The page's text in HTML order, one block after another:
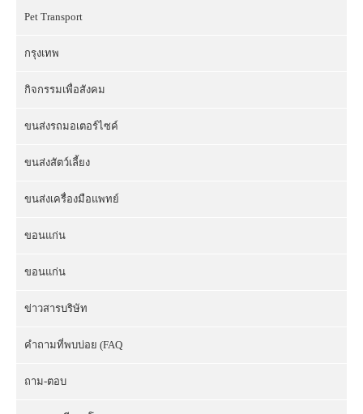
Pet Transport
กรุงเทพ
กิจกรรมเพื่อสังคม
ขนส่งรถมอเตอร์ไซค์
ขนส่งสัตว์เลี้ยง
ขนส่งเครื่องมือแพทย์
ขอนแก่น
ขอนแก่น
ข่าวสารบริษัท
คำถามที่พบบ่อย (FAQ
ถาม-ตอบ